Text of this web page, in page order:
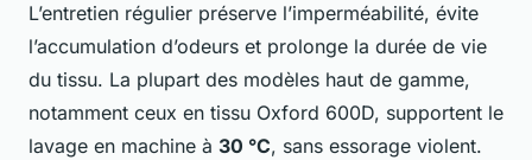
L’entretien régulier préserve l’imperméabilité, évite
l’accumulation d’odeurs et prolonge la durée de vie
du tissu. La plupart des modèles haut de gamme,
notamment ceux en tissu Oxford 600D, supportent le
lavage en machine à 30 °C, sans essorage violent.